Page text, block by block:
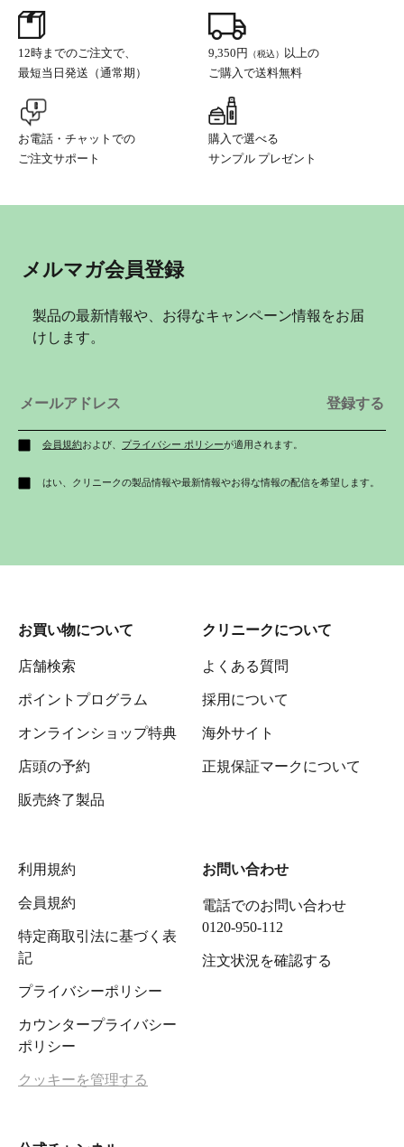
12時までのご注文で、
最短当日発送（通常期）
9,350円 （税込）
以上の
ご購入で送料無料
お電話・チャットでの
ご注文サポート
購入で選べる
サンプル プレゼント
メルマガ会員登録
製品の最新情報や、お得なキャンペーン情報をお届
けします。
会員規約および、 プライバシー ポリシーが適用されます。
はい、クリニークの製品情報や最新情報やお得な情報の配信を希望します。
お買い物について
店舗検索
ポイントプログラム
オンラインショップ特典
店頭の予約
販売終了製品
クリニークについて
よくある質問
採用について
海外サイト
正規保証マークについて
利用規約
会員規約
特定商取引法に基づく表
記
プライバシーポリシー
カウンタープライバシー
ポリシー
クッキーを管理する
お問い合わせ
電話でのお問い合わせ
0120-950-112
注文状況を確認する